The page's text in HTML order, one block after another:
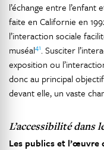
l’échange entre
faite en Californie en
l’interaction sociale
muséal41. Susciter
exposition ou
donc au principal
devant elle, un vaste
L’accessibilité dans
Les publics et l’œuvre